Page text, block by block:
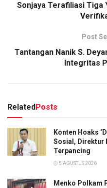
Sonjaya Terafiliasi Tiga
Post
Tantangan Nanik S.
Integritas
RelatedPosts
Konten Hoaks
Sosial, Direktur
Terpancing
5 AGUSTUS 2026
Menko Polkam